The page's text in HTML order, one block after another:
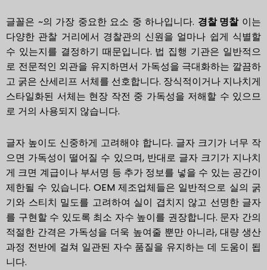
글꼴은 ~의 가장 중요한 요소 중 하나입니다. 경찰 명찰이는
다양한 관찰 거리에서 경찰관의 신원을 얼마나 쉽게 식별할
수 있는지를 결정하기 때문입니다. 법 집행 기관은 일반적으
로 전문적인 외관을 유지하면서 가독성을 극대화하는 깔끔하
고 굵은 산세리프 서체를 선호합니다. 장식적이거나 지나치게
스타일화된 서체는 현장 작전 중 가독성을 저해할 수 있으므
로 거의 사용되지 않습니다.
글자 높이도 신중하게 고려해야 합니다. 글자 크기가 너무 작
으면 가독성이 떨어질 수 있으며, 반대로 글자 크기가 지나치
게 크면 계급이나 부서명 등 추가 정보를 넣을 수 있는 공간이
제한될 수 있습니다. OEM 제조업체들은 일반적으로 실의 굵
기와 스티치 밀도를 고려하여 실이 겹치지 않고 선명한 글자
를 구현할 수 있도록 최소 자수 높이를 권장합니다. 문자 간의
적절한 간격은 가독성을 더욱 높여줄 뿐만 아니라, 대량 생산
과정 전반에 걸쳐 일관된 자수 품질을 유지하는 데 도움이 됩
니다.